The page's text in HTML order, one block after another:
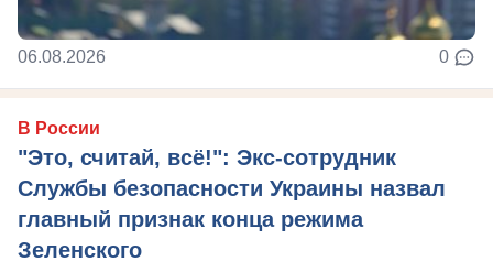
06.08.2026 0
В России
"Это, считай, всё!": Экс-сотрудник
Службы безопасности Украины назвал
главный признак конца режима
Зеленского